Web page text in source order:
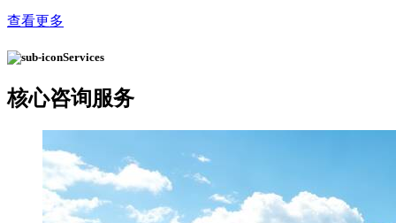
查看更多
Services
核心咨询服务